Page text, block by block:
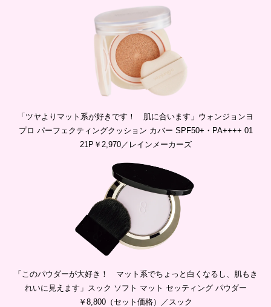
「ツヤよりマット系が好きです！ 肌に合います」ウォンジョンヨ
プロ パーフェクティングクッション カバー SPF50+・PA++++ 01
21P￥2,970／レインメーカーズ
「このパウダーが大好き！ マット系でちょっと白くなるし、肌もき
れいに見えます」スック ソフト マット セッティング パウダー
￥8,800（セット価格）／スック